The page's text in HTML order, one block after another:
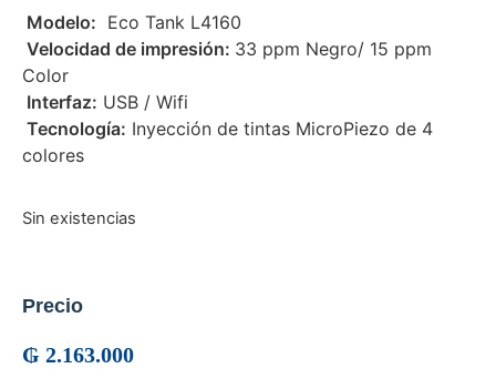
 Modelo: Eco Tank L4160
 Velocidad de impresión: 33 ppm Negro/ 15 ppm
Color
 Interfaz: USB / Wifi
 Tecnología: Inyección de tintas MicroPiezo de 4
colores
Sin existencias
Precio
₲ 2.163.000